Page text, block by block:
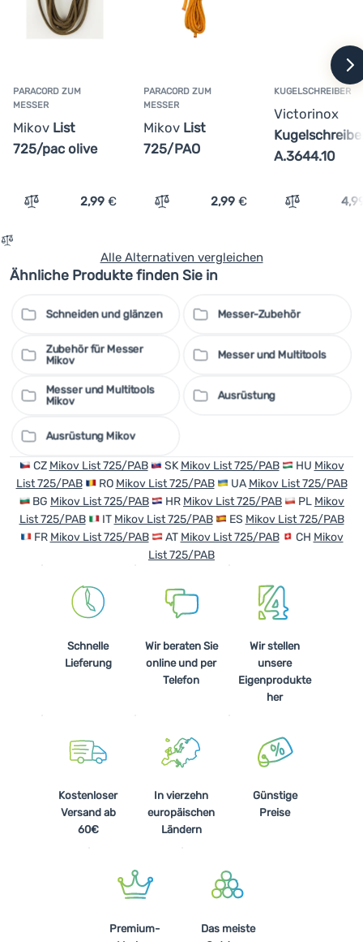
PARACORD ZUM
MESSER
Mikov List
725/pac olive
Vergleichen
2,99 €
PARACORD ZUM
MESSER
Mikov List
725/PAO
Vergleichen
2,99 €
KUGELSCHREIBER
Victorinox
A.3644.10
Vergleichen
Alle Alternativen vergleichen
Ähnliche Produkte finden Sie in
Schneiden und glänzen Messer-Zubehör
Zubehör für Messer
Mikov
Messer und Multitools
Messer und Multitools
Mikov
Ausrüstung
Ausrüstung Mikov
CZ Mikov List 725/PAB SK Mikov List 725/PAB HU Mikov
List 725/PAB
RO Mikov List 725/PAB UA Mikov List 725/PAB
BG Mikov List 725/PAB HR Mikov List 725/PAB PL Mikov
List 725/PAB
IT Mikov List 725/PAB ES Mikov List 725/PAB
FR Mikov List 725/PAB AT Mikov List 725/PAB CH Mikov
List 725/PAB
Schnelle
Lieferung
Wir beraten Sie
online und per
Telefon
Wir stellen
unsere
Eigenprodukte
her
Kostenloser
Versand ab
60€
In vierzehn
europäischen
Ländern
Günstige
Preise
Premium-
Das meiste